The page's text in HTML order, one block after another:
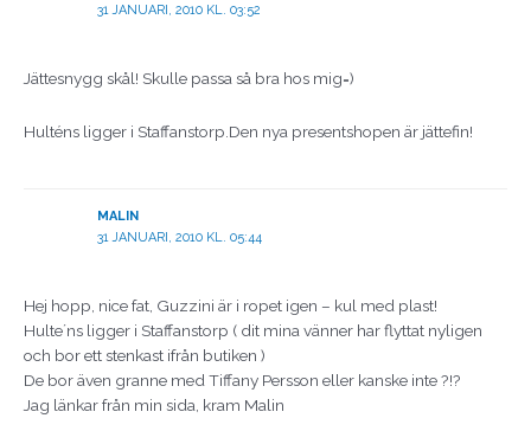
31 JANUARI, 2010 KL. 03:52
Jättesnygg skål! Skulle passa så bra hos mig=)
Hulténs ligger i Staffanstorp.Den nya presentshopen är jättefin!
MALIN
31 JANUARI, 2010 KL. 05:44
Hej hopp, nice fat, Guzzini är i ropet igen – kul med plast!
Hulte´ns ligger i Staffanstorp ( dit mina vänner har flyttat nyligen
och bor ett stenkast ifrån butiken )
De bor även granne med Tiffany Persson eller kanske inte ?!?
Jag länkar från min sida, kram Malin